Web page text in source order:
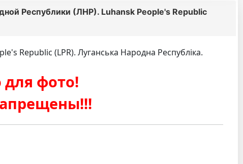
Республики (ЛНР). Luhansk People's Republic
Republic (LPR). Луганська Народна Республіка.
фото!